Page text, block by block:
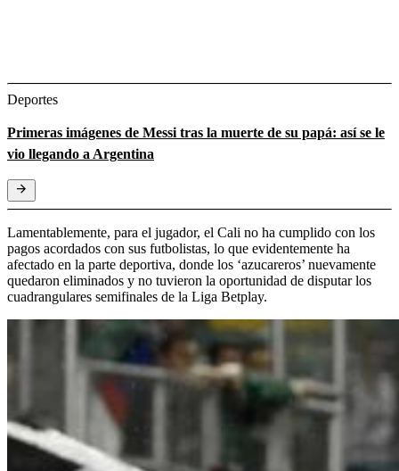
Deportes
Primeras imágenes de Messi tras la muerte de su papá: así se le
vio llegando a Argentina
Lamentablemente, para el jugador, el Cali no ha cumplido con los
pagos acordados con sus futbolistas, lo que evidentemente ha
afectado en la parte deportiva, donde los ‘azucareros’ nuevamente
quedaron eliminados y no tuvieron la oportunidad de disputar los
cuadrangulares semifinales de la Liga Betplay.